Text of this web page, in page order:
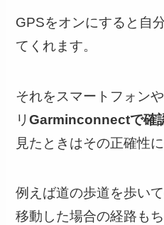
GPSをオンにすると自
てくれます。
それをスマートフォン
リGarminconnectで確
見たときはその正確性
例えば道の歩道を歩い
移動した場合の経路も